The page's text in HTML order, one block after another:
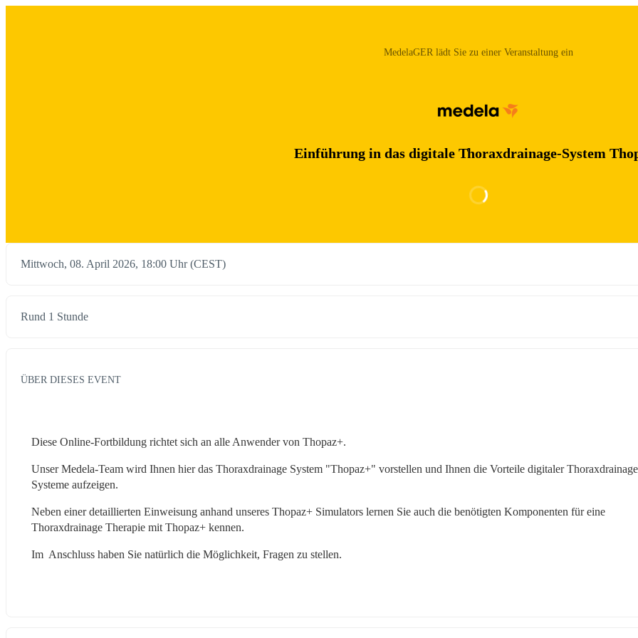
MedelaGER‬ lädt Sie zu einer Veranstaltung ein
Einführung in das digitale Thoraxdrainage-System
Mittwoch, 08. April 2026, 18:00 Uhr (CEST)
Rund 1 Stunde
ÜBER DIESES EVENT
Diese Online-Fortbildung richtet sich an alle Anwender von Thopaz+.
Unser Medela-Team wird Ihnen hier das Thoraxdrainage System "Thopaz+" vorstellen und Ihnen die Vorteile digitaler Thoraxdrainage
Systeme aufzeigen.
Neben einer detaillierten Einweisung anhand unseres Thopaz+ Simulators lernen Sie auch die benötigten Komponenten für eine
Thoraxdrainage Therapie mit Thopaz+ kennen.
Im  Anschluss haben Sie natürlich die Möglichkeit, Fragen zu stellen.